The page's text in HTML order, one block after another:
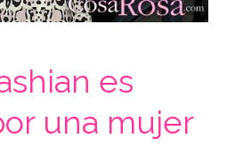
es
una mujer